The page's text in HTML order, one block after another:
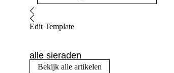
Edit Template
alle sieraden
Bekijk alle artikelen